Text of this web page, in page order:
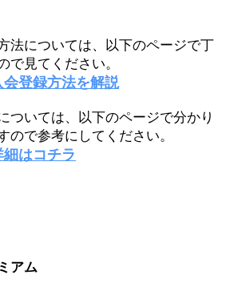
法については、以下のページで丁
で見てください。
登録方法を解説
ついては、以下のページで分かり
ので参考にしてください。
はコチラ
アム